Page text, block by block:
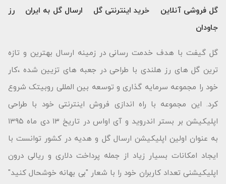
گل فروشی آنلاین خرید اینترنتی گل ارسال گل به ایران
رز
جاودان
گل گیفت با هدف خدمت رسانی در زمینه ارسال بهترین و تازه
ترین گل های رز هلندی با طراحی در جعبه های تزیین شده ،کار
خود را مجموعه سرمایه گذاری و توسعه بین المللی روبیتک شروع
کرد. این مجموعه با راه اندازی فروش اینترنتی خود با طراحی
اپلیکیشن بر بستر اندروید و آی اواس در تاریخ ۱۳ دی ماه ۱۳۹۵
به عنوان اولین اپلیکیشن ارسال گل و هدیه در کشور توانست با
ایجاد امکانات بسیار زیاد از جمله پرداخت دلاری و ریالی درون
اپلیکیشنی تعداد کاربران خود را با شعار "بى بهانه خوشحال كنید"